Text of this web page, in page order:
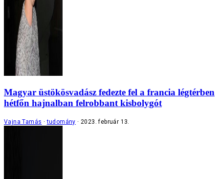
Magyar üstökösvadász fedezte fel a francia légtérben
hétfőn hajnalban felrobbant kisbolygót
Vajna Tamás tudomány 2023. február 13.